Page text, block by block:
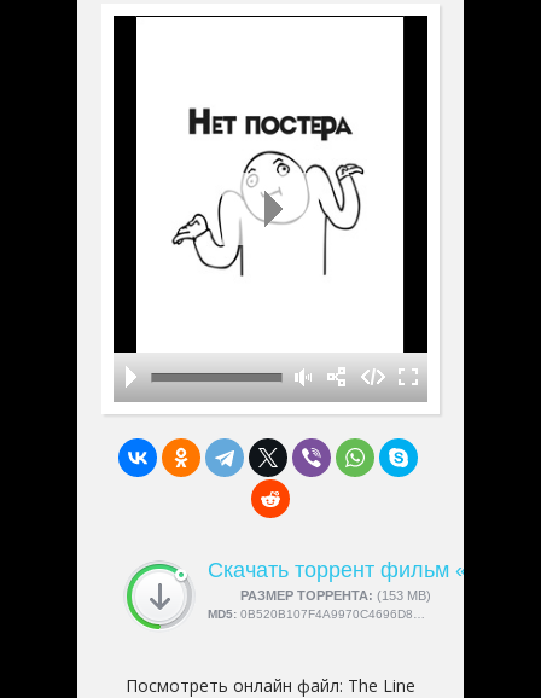
Скачать торрент фильм «The
РАЗМЕР ТОРРЕНТА: (153 MB)
СКАЧАЛИ:4189
MD5: 0B520B107F4A9970C4696D85035688F3
Посмотреть онлайн файл: The Line